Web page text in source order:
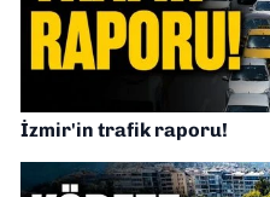
İzmir'in trafik raporu!